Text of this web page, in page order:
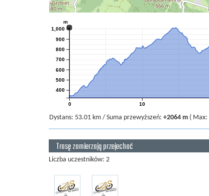
0 10
400
500
600
700
800
900
1,000
m
Dystans: 53.01 km / Suma przewyższeń: +2064 m ( Max:
Trasę zamierzają przejechać
Liczba uczestników: 2